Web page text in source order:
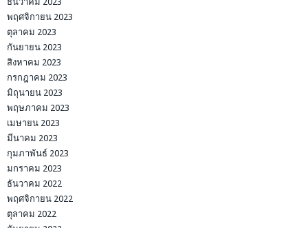
พฤศจิกายน 2023
ตุลาคม 2023
กันยายน 2023
สิงหาคม 2023
กรกฎาคม 2023
มิถุนายน 2023
พฤษภาคม 2023
เมษายน 2023
มีนาคม 2023
กุมภาพันธ์ 2023
มกราคม 2023
ธันวาคม 2022
พฤศจิกายน 2022
ตุลาคม 2022